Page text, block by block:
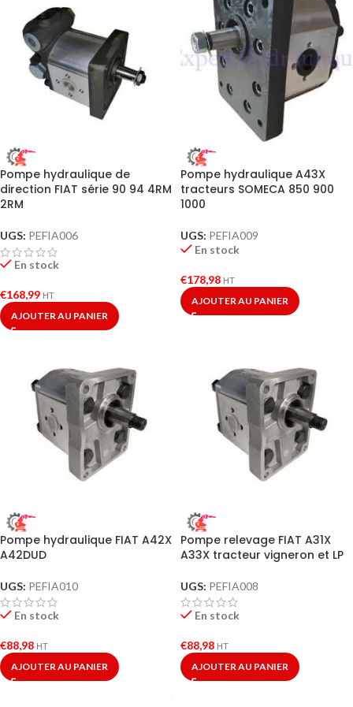
Pompe hydraulique de
direction FIAT série 90 94 4RM
2RM
UGS: PEFIA006
En stock
€168,99 HT
AJOUTER AU PANIER
Pompe hydraulique A43X
tracteurs SOMECA 850 900
1000
UGS: PEFIA009
En stock
€178,98 HT
AJOUTER AU PANIER
Pompe hydraulique FIAT A42X
A42DUD
UGS: PEFIA010
En stock
€88,98 HT
AJOUTER AU PANIER
Pompe relevage FIAT A31X
A33X tracteur vigneron et LP
UGS: PEFIA008
En stock
€88,98 HT
AJOUTER AU PANIER